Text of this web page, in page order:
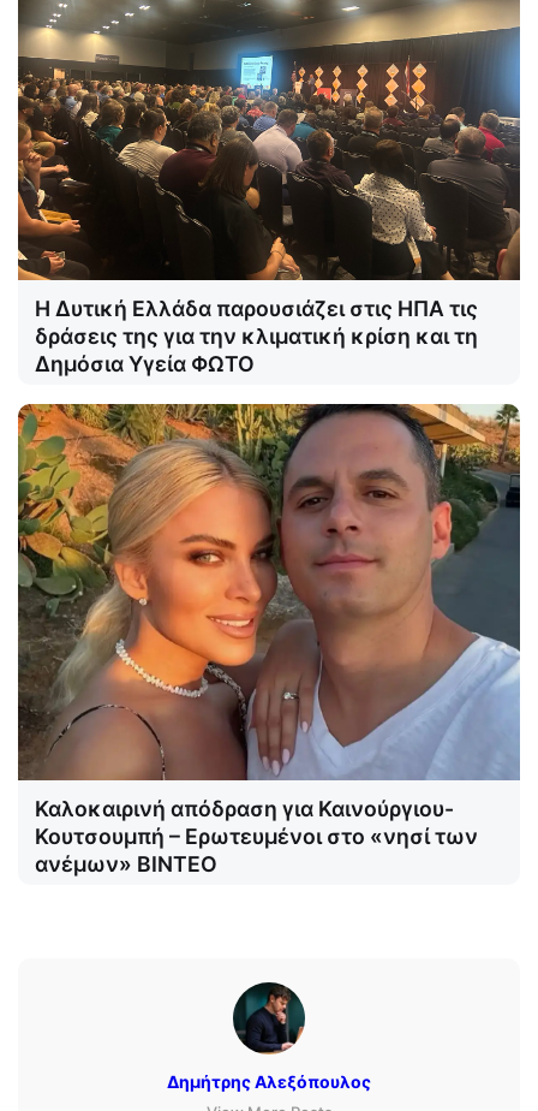
Η Δυτική Ελλάδα παρουσιάζει στις ΗΠΑ τις
δράσεις της για την κλιματική κρίση και τη
Δημόσια Υγεία ΦΩΤΟ
Καλοκαιρινή απόδραση για Καινούργιου-
Κουτσουμπή – Ερωτευμένοι στο «νησί των
ανέμων» ΒΙΝΤΕΟ
Δημήτρης Αλεξόπουλος